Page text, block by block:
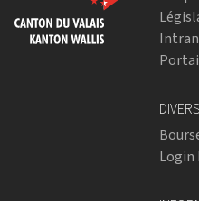
DIVERS
Login